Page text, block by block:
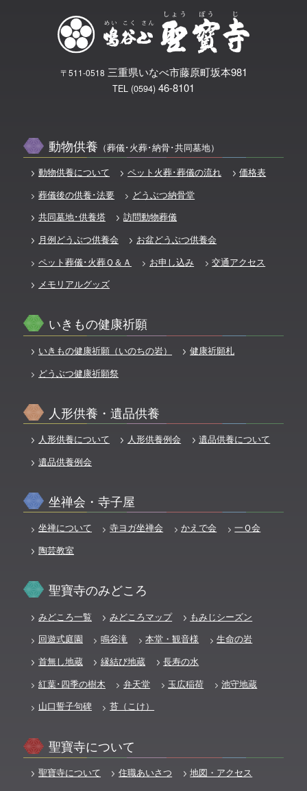
〒511-0518 三重県いなべ市藤原町坂本981
TEL (0594) 46-8101
動物供養 （葬儀･火葬･納骨･共同墓地）
動物供養について
ペット火葬･葬儀の流れ
価格表
葬儀後の供養･法要
どうぶつ納骨堂
共同墓地･供養塔
訪問動物葬儀
月例どうぶつ供養会
お盆どうぶつ供養会
ペット葬儀･火葬Ｑ＆Ａ
お申し込み
交通アクセス
メモリアルグッズ
いきもの健康祈願
いきもの健康祈願（いのちの岩）
健康祈願札
どうぶつ健康祈願祭
人形供養・遺品供養
人形供養について 人形供養例会
遺品供養について
遺品供養例会
坐禅会・寺子屋
坐禅について 寺ヨガ坐禅会 かえで会
一Ｑ会
陶芸教室
聖寶寺のみどころ
みどころ一覧 みどころマップ
もみじシーズン
回遊式庭園
鳴谷滝 本堂・観音様
生命の岩
首無し地蔵
縁結び地蔵
長寿の水
紅葉･四季の樹木
弁天堂 玉広稲荷
池守地蔵
山口誓子句碑
苔（こけ）
聖寶寺について
聖寶寺について 住職あいさつ
地図・アクセス